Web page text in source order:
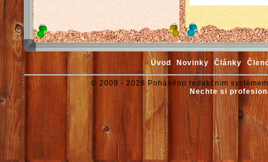
Úvod Novinky Články
© 2009 - 2026 Poháněno redakčním
Nechte si